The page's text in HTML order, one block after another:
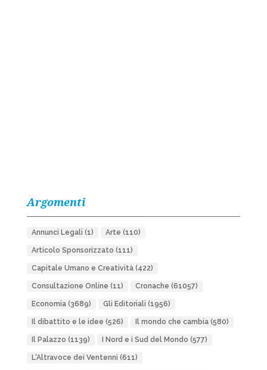
Argomenti
Annunci Legali (1) Arte (110)
Articolo Sponsorizzato (111)
Capitale Umano e Creatività(422)
Consultazione Online (11) Cronache (61057)
Economia(3689) Gli Editoriali (1956)
Il dibattito e le idee (526) Il mondo che cambia(580)
Il Palazzo (1139) I Nord e i Sud del Mondo (577)
L'Altravoce dei Ventenni (611)